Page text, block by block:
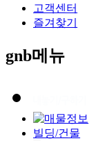
고객센터
즐겨찾기
gnb메뉴
빌딩/건물